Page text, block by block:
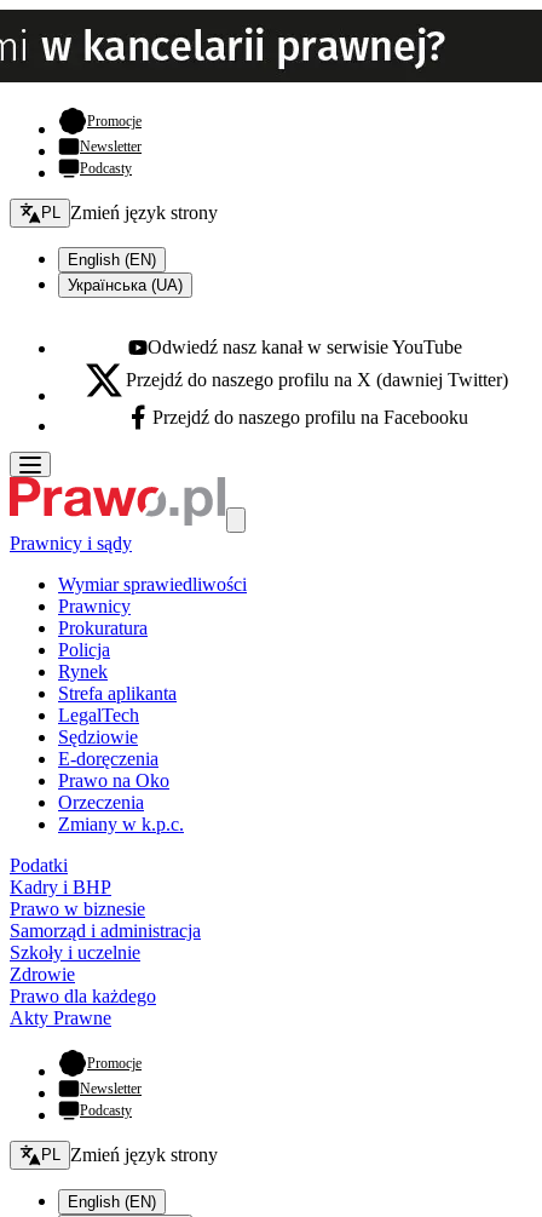
Promocje- otwiera się w nowej karcie
Newsletter
Podcasty
Zmień język - bieżący:
PL Zmień język strony
English (EN)
Українська (UA)
Youtube - otwiera się w nowej karcie
Odwiedź nasz kanał w serwisie YouTube
X - otwiera się w nowej karcie
Przejdź do naszego profilu na X (dawniej Twitter)
Facebook - otwiera się w nowej karcie
Przejdź do naszego profilu na Facebooku
Prawnicy i sądy
Wymiar sprawiedliwości
Prawnicy
Prokuratura
Policja
Rynek
Strefa aplikanta
LegalTech
Sędziowie
E-doręczenia
Prawo na Oko
Orzeczenia
Zmiany w k.p.c.
Podatki
Kadry i BHP
Prawo w biznesie
Samorząd i administracja
Szkoły i uczelnie
Zdrowie
Prawo dla każdego
Akty Prawne
Promocje- otwiera się w nowej karcie
Newsletter
Podcasty
Zmień język - bieżący:
PL Zmień język strony
English (EN)